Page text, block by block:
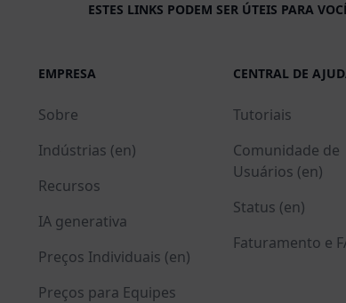
ESTES LINKS PODEM SER ÚTEIS PARA
EMPRESA
Sobre
Indústrias (en)
Recursos
IA generativa
Preços Individuais (en)
Preços para Equipes
CENTRAL DE
Tutoriais
Comunidade de
Usuários (en)
Status (en)
Faturamento e